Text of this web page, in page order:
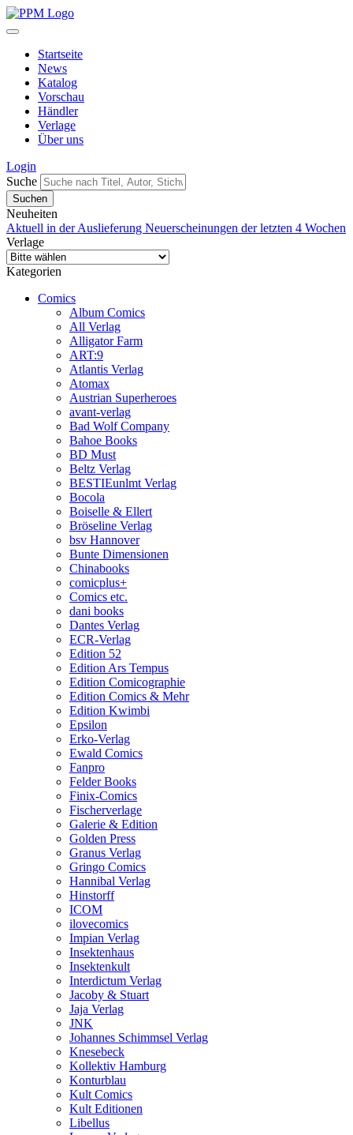
Startseite
News
Katalog
Vorschau
Händler
Verlage
Über uns
Login
Suche
Neuheiten
Aktuell in der Auslieferung Neuerscheinungen der letzten 4 Wochen
Verlage
Kategorien
Comics
Album Comics
All Verlag
Alligator Farm
ART:9
Atlantis Verlag
Atomax
Austrian Superheroes
avant-verlag
Bad Wolf Company
Bahoe Books
BD Must
Beltz Verlag
BESTIEunlmt Verlag
Bocola
Boiselle & Ellert
Bröseline Verlag
bsv Hannover
Bunte Dimensionen
Chinabooks
comicplus+
Comics etc.
dani books
Dantes Verlag
ECR-Verlag
Edition 52
Edition Ars Tempus
Edition Comicographie
Edition Comics & Mehr
Edition Kwimbi
Epsilon
Erko-Verlag
Ewald Comics
Fanpro
Felder Books
Finix-Comics
Fischerverlage
Galerie & Edition
Golden Press
Granus Verlag
Gringo Comics
Hannibal Verlag
Hinstorff
ICOM
ilovecomics
Impian Verlag
Insektenhaus
Insektenkult
Interdictum Verlag
Jacoby & Stuart
Jaja Verlag
JNK
Johannes Schimmsel Verlag
Knesebeck
Kollektiv Hamburg
Konturblau
Kult Comics
Kult Editionen
Libellus